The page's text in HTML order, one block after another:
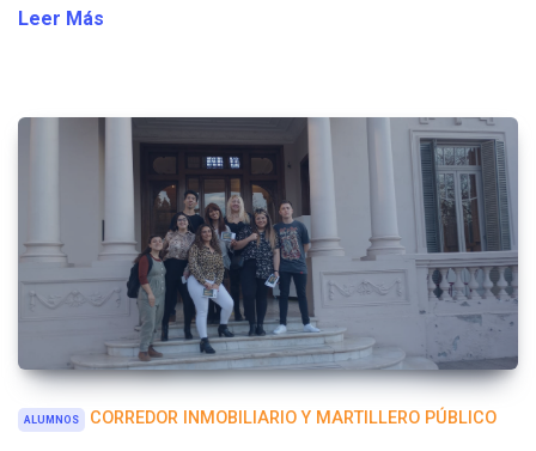
Leer Más
ALUMNOS CORREDOR INMOBILIARIO Y MARTILLERO PÚBLICO